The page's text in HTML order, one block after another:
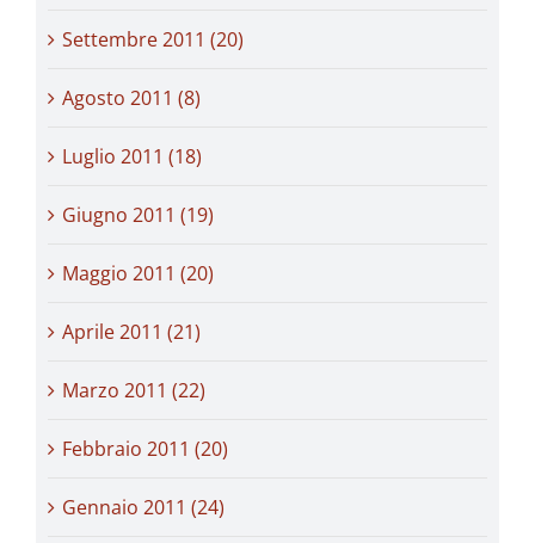
Settembre 2011 (20)
Agosto 2011 (8)
Luglio 2011 (18)
Giugno 2011 (19)
Maggio 2011 (20)
Aprile 2011 (21)
Marzo 2011 (22)
Febbraio 2011 (20)
Gennaio 2011 (24)